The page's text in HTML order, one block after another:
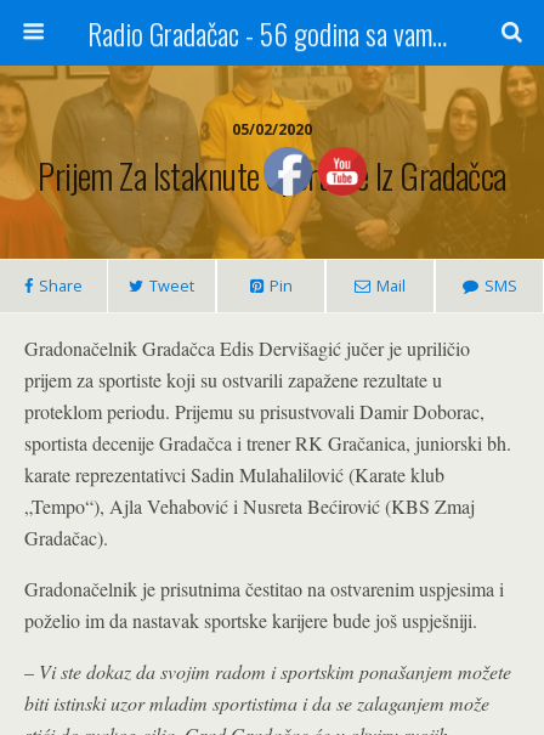
Radio Gradačac - 56 godina sa vama...
05/02/2020
Prijem Za Istaknute Sportiste Iz Gradačca
Share Tweet Pin Mail SMS
Gradonačelnik Gradačca Edis Dervišagić jučer je upriličio
prijem za sportiste koji su ostvarili zapažene rezultate u
proteklom periodu. Prijemu su prisustvovali Damir Doborac,
sportista decenije Gradačca i trener RK Gračanica, juniorski bh.
karate reprezentativci Sadin Mulahalilović (Karate klub
„Tempo“), Ajla Vehabović i Nusreta Bećirović (KBS Zmaj
Gradačac).
Gradonačelnik je prisutnima čestitao na ostvarenim uspjesima i
poželio im da nastavak sportske karijere bude još uspješniji.
– Vi ste dokaz da svojim radom i sportskim ponašanjem možete
biti istinski uzor mladim sportistima i da se zalaganjem može